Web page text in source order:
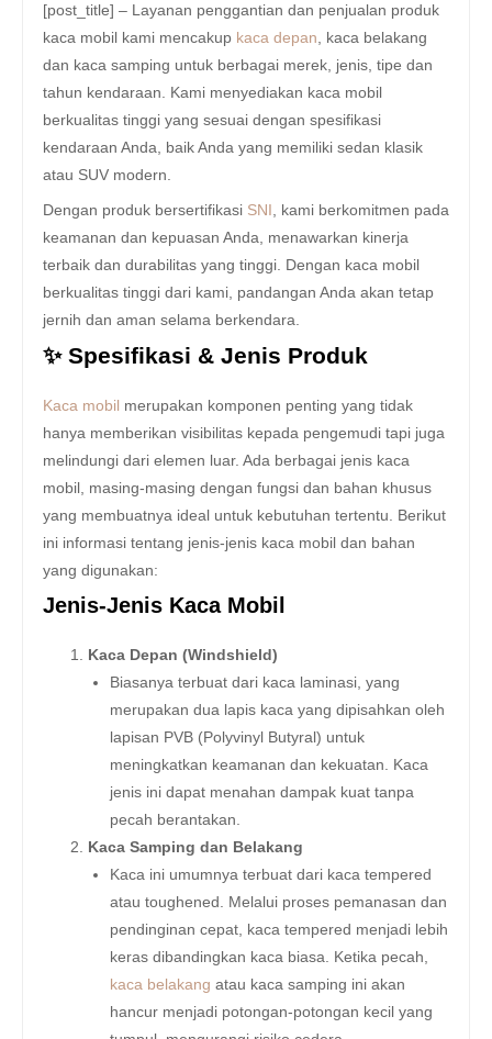
[post_title] – Layanan penggantian dan penjualan produk
kaca mobil kami mencakup kaca depan , kaca belakang
dan kaca samping untuk berbagai merek, jenis, tipe dan
tahun kendaraan. Kami menyediakan kaca mobil
berkualitas tinggi yang sesuai dengan spesifikasi
kendaraan Anda, baik Anda yang memiliki sedan klasik
atau SUV modern.
Dengan produk bersertifikasi SNI
, kami berkomitmen pada
keamanan dan kepuasan Anda, menawarkan kinerja
terbaik dan durabilitas yang tinggi. Dengan kaca mobil
berkualitas tinggi dari kami, pandangan Anda akan tetap
jernih dan aman selama berkendara.
✨ Spesifikasi & Jenis Produk
Kaca mobil merupakan komponen penting yang tidak
hanya memberikan visibilitas kepada pengemudi tapi juga
melindungi dari elemen luar. Ada berbagai jenis kaca
mobil, masing-masing dengan fungsi dan bahan khusus
yang membuatnya ideal untuk kebutuhan tertentu. Berikut
ini informasi tentang jenis-jenis kaca mobil dan bahan
yang digunakan:
Jenis-Jenis Kaca Mobil
Kaca Depan (Windshield)
Biasanya terbuat dari kaca laminasi, yang
merupakan dua lapis kaca yang dipisahkan oleh
lapisan PVB (Polyvinyl Butyral) untuk
meningkatkan keamanan dan kekuatan. Kaca
jenis ini dapat menahan dampak kuat tanpa
pecah berantakan.
Kaca Samping dan Belakang
Kaca ini umumnya terbuat dari kaca tempered
atau toughened. Melalui proses pemanasan dan
pendinginan cepat, kaca tempered menjadi lebih
keras dibandingkan kaca biasa. Ketika pecah,
kaca belakang atau kaca samping ini akan
hancur menjadi potongan-potongan kecil yang